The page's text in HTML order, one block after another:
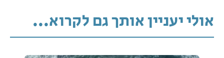
אולי יעניין אותך גם לקרוא...